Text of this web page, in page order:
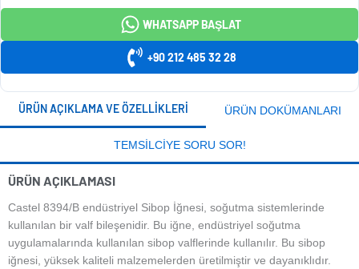
WHATSAPP BAŞLAT
+90 212 485 32 28
ÜRÜN AÇIKLAMA VE ÖZELLIKLERI ÜRÜN DOKÜMANLARI
TEMSILCIYE SORU SOR!
ÜRÜN AÇIKLAMASI
Castel 8394/B endüstriyel Sibop İğnesi, soğutma sistemlerinde
kullanılan bir valf bileşenidir. Bu iğne, endüstriyel soğutma
uygulamalarında kullanılan sibop valflerinde kullanılır. Bu sibop
iğnesi, yüksek kaliteli malzemelerden üretilmiştir ve dayanıklıdır.